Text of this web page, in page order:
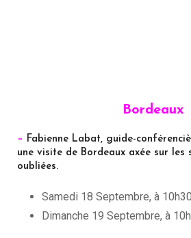
Bordeaux
– Fabienne Labat, guide-
une visite de Bordeaux axée sur les
oubliées.
Samedi 18 Septembre, à
Dimanche 19 Septembre, à